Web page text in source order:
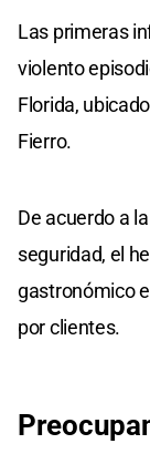
Las primeras
violento
Florida,
Fierro.
De acuerdo a
seguridad, el
gastronómico
por clientes.